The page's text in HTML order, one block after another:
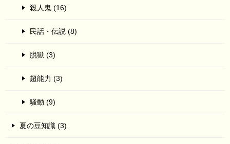
殺人鬼 (16)
民話・伝説 (8)
脱獄 (3)
超能力 (3)
騒動 (9)
夏の豆知識 (3)